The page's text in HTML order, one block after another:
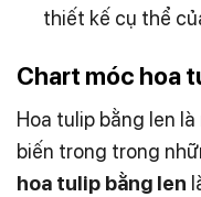
thiết kế cụ thể
Chart móc hoa
Hoa tulip bằng len
biến trong trong
hoa tulip bằng len